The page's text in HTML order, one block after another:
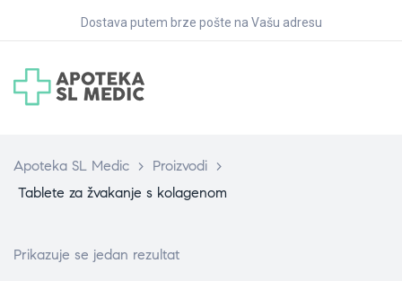
Dostava putem brze pošte na Vašu adresu
Apoteka SL Medic > Proizvodi >
Tablete za žvakanje s kolagenom
Prikazuje se jedan rezultat